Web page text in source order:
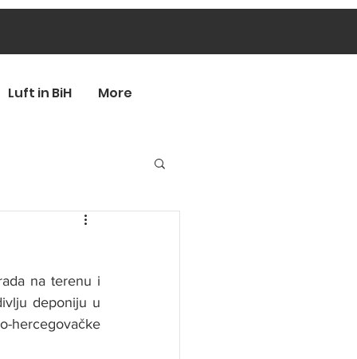
Luft in BiH More
na terenu i
deponiju u
hercegovačke